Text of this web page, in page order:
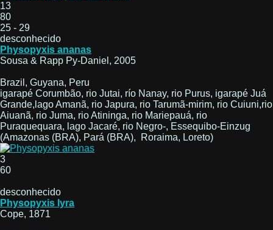
13
80
25 - 29
desconhecido
Physopyxis ananas
Sousa & Rapp Py-Daniel, 2005
Brazil, Guyana, Peru
igarapé Corumbão, rio Jutai, río Nanay, rio Purus, igarapé Juá
Grande,lago Amanã, rio Japura, rio Tarumã-mirim, rio Cuiuni,rio
Aiuanã, rio Juma, rio Atininga, rio Mariepauá, rio
Puraquequara, lago Jacaré, rio Negro-, Essequibo-Einzug
(Amazonas (BRA), Pará (BRA), Roraima, Loreto)
3
60
desconhecido
Physopyxis lyra
Cope, 1871